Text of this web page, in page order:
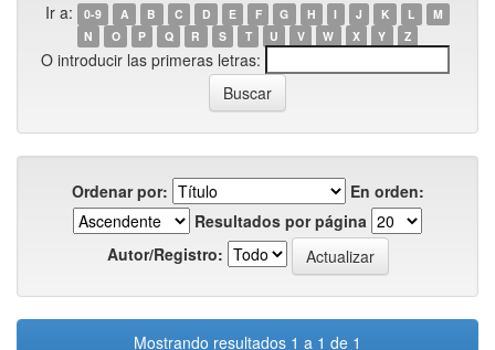
Ir a: 0-9 A B C D E F G H I J K L
M
N
O P Q R S T U V W X Y Z
O introducir las primeras letras:
Ordenar por:
En orden:
Resultados por página
Autor/Registro:
Mostrando resultados 1 a 1 de 1